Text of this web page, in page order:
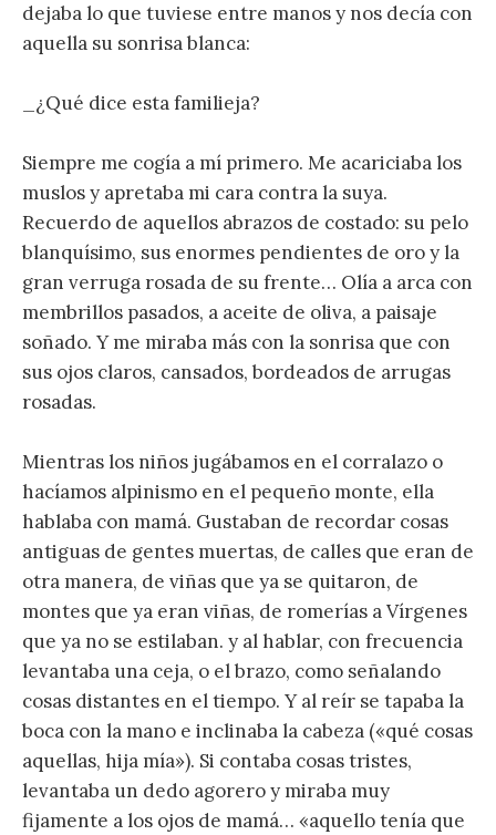
dejaba lo que tuviese entre manos y nos decía con
aquella su sonrisa blanca:
_¿Qué dice esta familieja?
Siempre me cogía a mí primero. Me acariciaba los
muslos y apretaba mi cara contra la suya.
Recuerdo de aquellos abrazos de costado: su pelo
blanquísimo, sus enormes pendientes de oro y la
gran verruga rosada de su frente… Olía a arca con
membrillos pasados, a aceite de oliva, a paisaje
soñado. Y me miraba más con la sonrisa que con
sus ojos claros, cansados, bordeados de arrugas
rosadas.
Mientras los niños jugábamos en el corralazo o
hacíamos alpinismo en el pequeño monte, ella
hablaba con mamá. Gustaban de recordar cosas
antiguas de gentes muertas, de calles que eran de
otra manera, de viñas que ya se quitaron, de
montes que ya eran viñas, de romerías a Vírgenes
que ya no se estilaban. y al hablar, con frecuencia
levantaba una ceja, o el brazo, como señalando
cosas distantes en el tiempo. Y al reír se tapaba la
boca con la mano e inclinaba la cabeza («qué cosas
aquellas, hija mía»). Si contaba cosas tristes,
levantaba un dedo agorero y miraba muy
fijamente a los ojos de mamá… «aquello tenía que